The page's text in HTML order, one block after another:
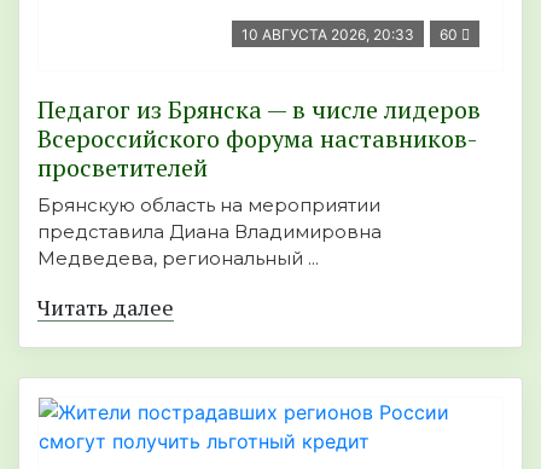
10 АВГУСТА 2026, 20:33 60
Педагог из Брянска — в числе лидеров
Всероссийского форума наставников-
просветителей
Брянскую область на мероприятии
представила Диана Владимировна
Медведева, региональный ...
Читать далее